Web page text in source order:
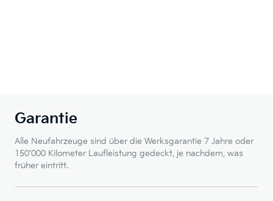
Garantie
Alle Neufahrzeuge sind über die Werksgarantie 7 Jahre oder
150’000 Kilometer Laufleistung gedeckt, je nachdem, was
früher eintritt.